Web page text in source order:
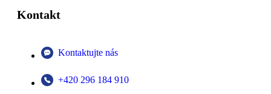
Kontakt
Kontaktujte nás
+420 296 184 910